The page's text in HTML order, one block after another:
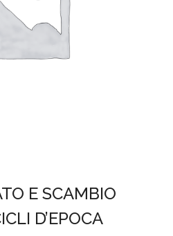
E SCAMBIO
D’EPOCA